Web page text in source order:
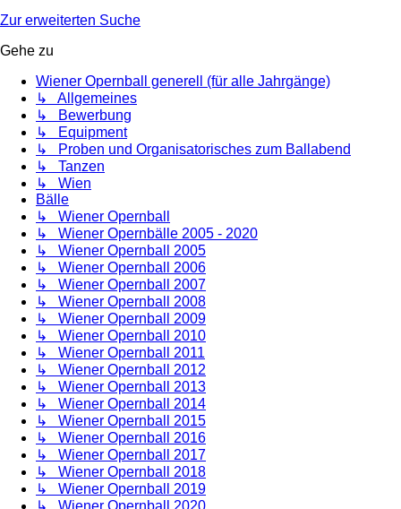
Zur erweiterten Suche
Gehe zu
Wiener Opernball generell (für alle Jahrgänge)
↳ Allgemeines
↳ Bewerbung
↳ Equipment
↳ Proben und Organisatorisches zum Ballabend
↳ Tanzen
↳ Wien
Bälle
↳ Wiener Opernball
↳ Wiener Opernbälle 2005 - 2020
↳ Wiener Opernball 2005
↳ Wiener Opernball 2006
↳ Wiener Opernball 2007
↳ Wiener Opernball 2008
↳ Wiener Opernball 2009
↳ Wiener Opernball 2010
↳ Wiener Opernball 2011
↳ Wiener Opernball 2012
↳ Wiener Opernball 2013
↳ Wiener Opernball 2014
↳ Wiener Opernball 2015
↳ Wiener Opernball 2016
↳ Wiener Opernball 2017
↳ Wiener Opernball 2018
↳ Wiener Opernball 2019